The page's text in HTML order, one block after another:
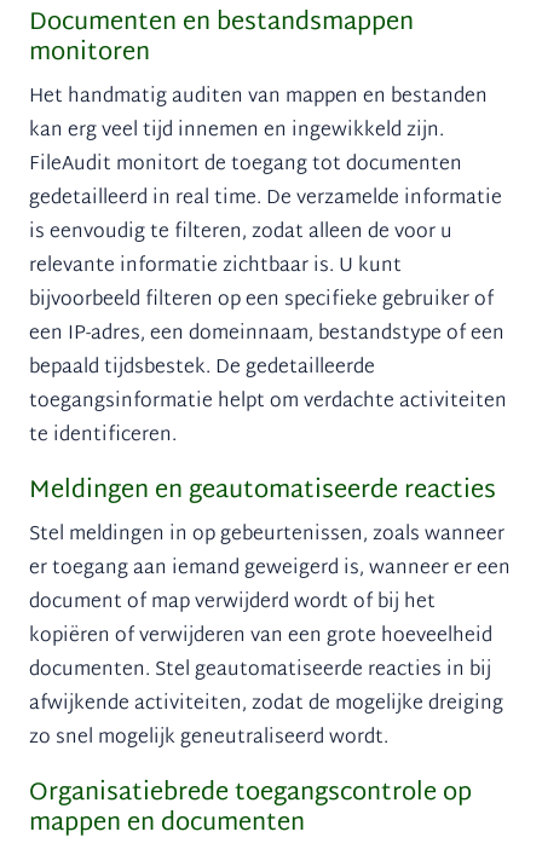
Documenten en bestandsmappen
monitoren
Het handmatig auditen van mappen en bestanden
kan erg veel tijd innemen en ingewikkeld zijn.
FileAudit monitort de toegang tot documenten
gedetailleerd in real time. De verzamelde informatie
is eenvoudig te filteren, zodat alleen de voor u
relevante informatie zichtbaar is. U kunt
bijvoorbeeld filteren op een specifieke gebruiker of
een IP-adres, een domeinnaam, bestandstype of een
bepaald tijdsbestek. De gedetailleerde
toegangsinformatie helpt om verdachte activiteiten
te identificeren.
Meldingen en geautomatiseerde reacties
Stel meldingen in op gebeurtenissen, zoals wanneer
er toegang aan iemand geweigerd is, wanneer er een
document of map verwijderd wordt of bij het
kopiëren of verwijderen van een grote hoeveelheid
documenten. Stel geautomatiseerde reacties in bij
afwijkende activiteiten, zodat de mogelijke dreiging
zo snel mogelijk geneutraliseerd wordt.
Organisatiebrede toegangscontrole op
mappen en documenten